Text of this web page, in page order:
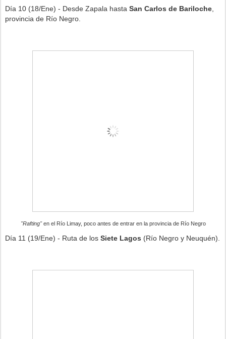
Día 10 (18/Ene) - Desde Zapala hasta San Carlos de Bariloche
provincia de Río Negro.
"Rafting"en el Río Limay, poco antes de entrar en la provincia de Río Negro
Día 11 (19/Ene) - Ruta de los Siete Lagos (Río Negro y Neuquén).